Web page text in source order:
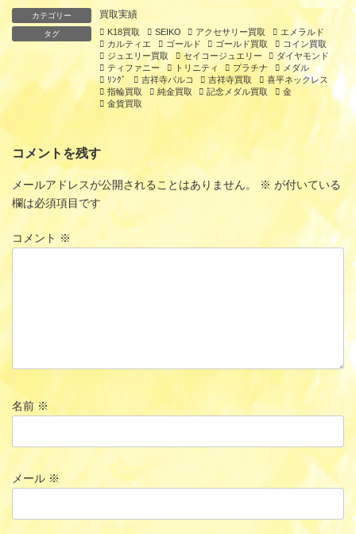
カテゴリー 買取実績
タグ K18買取 SEIKO アクセサリー買取
エメラルド
カルティエ
ゴールド ゴールド買取
コイン買取
ジュエリー買取
セイコージュエリー
ダイヤモンド
ティファニー
トリニティ プラチナ
メダル
ﾘﾝｸﾞ
吉祥寺パルコ 吉祥寺買取
喜平ネックレス
指輪買取
純金買取 記念メダル買取
金
金貨買取
コメントを残す
メールアドレスが公開されることはありません。 ※ が付いている
欄は必須項目です
コメント ※
名前※
メール ※